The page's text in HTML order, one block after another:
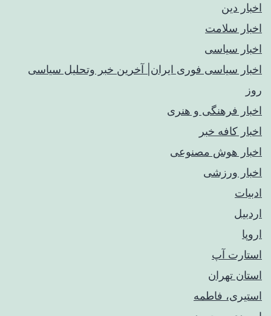
اخبار دین
اخبار سلامت
اخبار سیاسی
اخبار سیاسی فوری ایران| آخرین خبر وتحلیل سیاسی
روز
اخبار فرهنگی و هنری
اخبار کافه خبر
اخبار هوش مصنوعی
اخبار ورزشی
ادبیات
اردبیل
اروپا
استارت آپ
استان تهران
استیری، فاطمه